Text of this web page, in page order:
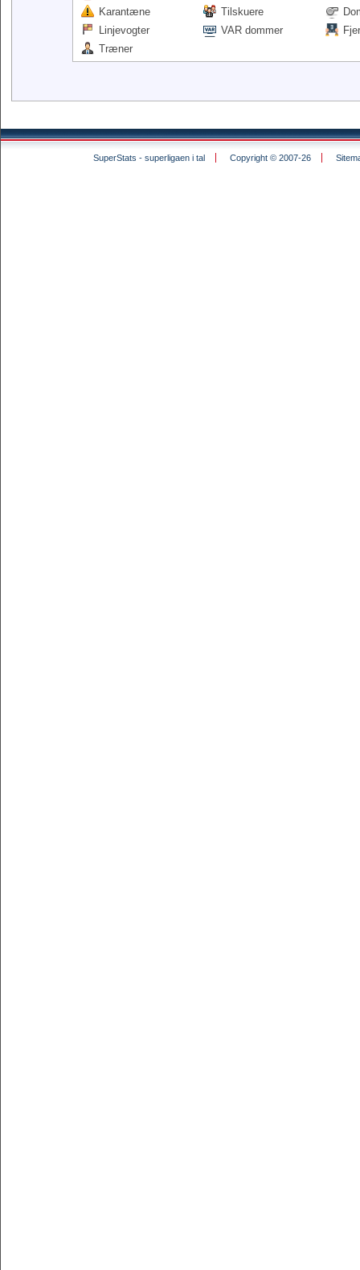
Karantæne
Tilskuere
Linjevogter
VAR dommer
Træner
SuperStats - superligaen i tal Copyright © 2007-26